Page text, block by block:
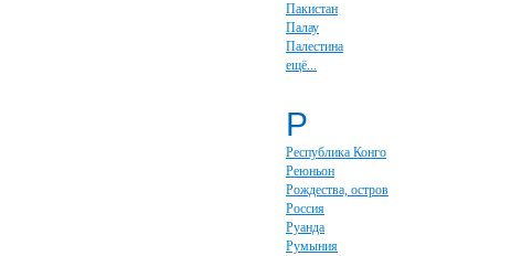
Пакистан
Палау
Палестина
ещё...
Р
Республика Конго
Реюньон
Рождества, остров
Россия
Руанда
Румыния